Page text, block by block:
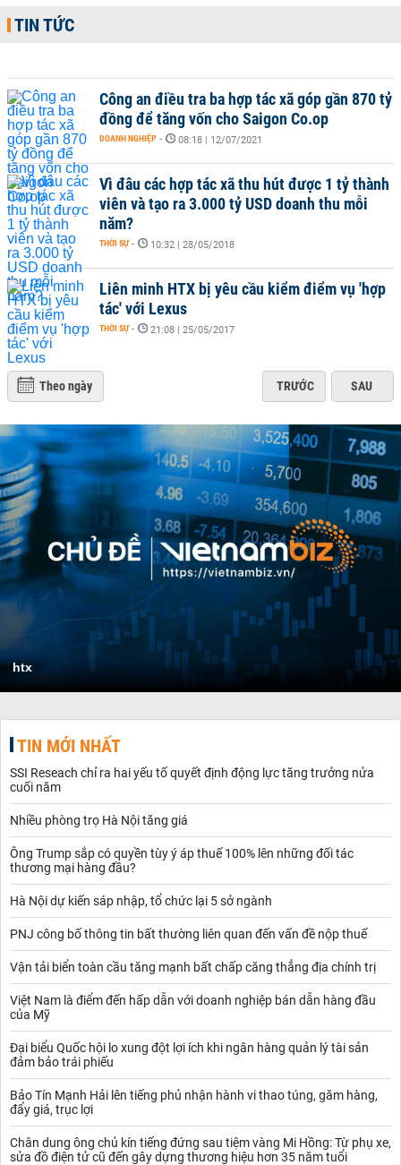
TIN TỨC
Công an điều tra ba hợp tác xã góp gần 870 tỷ
đồng để tăng vốn cho Saigon Co.op
DOANH NGHIỆP - 08:18 | 12/07/2021
Vì đâu các hợp tác xã thu hút được 1 tỷ thành
viên và tạo ra 3.000 tỷ USD doanh thu mỗi
năm?
THỜI SỰ - 10:32 | 28/05/2018
Liên minh HTX bị yêu cầu kiểm điểm vụ 'hợp
tác' với Lexus
THỜI SỰ - 21:08 | 25/05/2017
Theo ngày TRƯỚC SAU
htx
TIN MỚI NHẤT
SSI Reseach chỉ ra hai yếu tố quyết định động lực tăng trưởng nửa
cuối năm
Nhiều phòng trọ Hà Nội tăng giá
Ông Trump sắp có quyền tùy ý áp thuế 100% lên những đối tác
thương mại hàng đầu?
Hà Nội dự kiến sáp nhập, tổ chức lại 5 sở ngành
PNJ công bố thông tin bất thường liên quan đến vấn đề nộp thuế
Vận tải biển toàn cầu tăng mạnh bất chấp căng thẳng địa chính trị
Việt Nam là điểm đến hấp dẫn với doanh nghiệp bán dẫn hàng đầu
của Mỹ
Đại biểu Quốc hội lo xung đột lợi ích khi ngân hàng quản lý tài sản
đảm bảo trái phiếu
Bảo Tín Mạnh Hải lên tiếng phủ nhận hành vi thao túng, găm hàng,
đẩy giá, trục lợi
Chân dung ông chủ kín tiếng đứng sau tiệm vàng Mi Hồng: Từ phụ xe,
sửa đồ điện tử cũ đến gây dựng thương hiệu hơn 35 năm tuổi